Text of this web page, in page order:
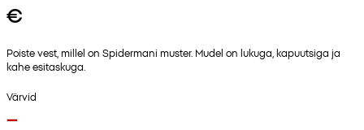
€
Poiste vest, millel on Spidermani muster. Mudel on lukuga, kapuutsiga ja
kahe esitaskuga.
Värvid